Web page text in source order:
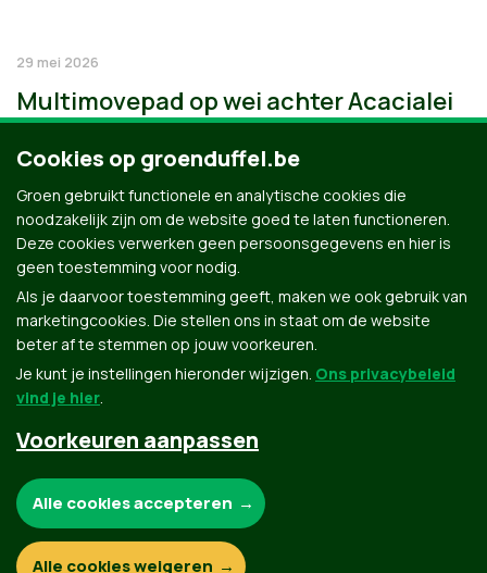
29 mei 2026
Multimovepad op wei achter Acacialei
Groen.be
Contact Privacybeleid
Cookies op groenduffel.be
Groen gebruikt functionele en analytische cookies die
noodzakelijk zijn om de website goed te laten functioneren.
Deze cookies verwerken geen persoonsgegevens en hier is
geen toestemming voor nodig.
Als je daarvoor toestemming geeft, maken we ook gebruik van
marketingcookies. Die stellen ons in staat om de website
beter af te stemmen op jouw voorkeuren.
Je kunt je instellingen hieronder wijzigen. Ons privacybeleid
vind je hier.
Voorkeuren aanpassen
Functionele en analytische cookies:
Alle cookies accepteren
Alle cookies weigeren